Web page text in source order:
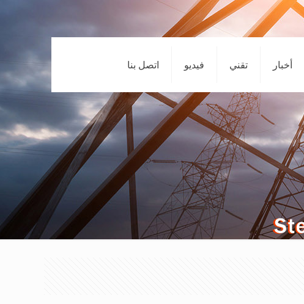
أخبار تقني فيديو اتصل بنا